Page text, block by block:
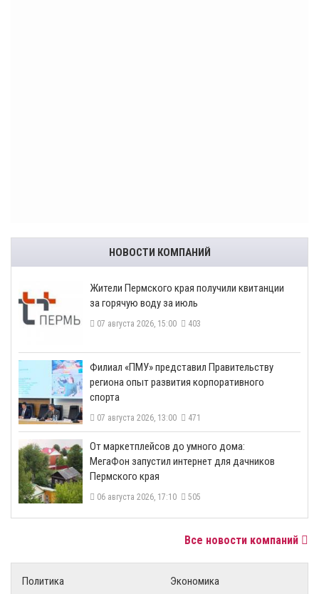
НОВОСТИ КОМПАНИЙ
​Жители Пермского края получили квитанции
за горячую воду за июль
07 августа 2026, 15:00 403
​Филиал «ПМУ» представил Правительству
региона опыт развития корпоративного
спорта
07 августа 2026, 13:00 471
От маркетплейсов до умного дома:
МегаФон запустил интернет для дачников
Пермского края
06 августа 2026, 17:10 505
Все новости компаний
Политика
Экономика